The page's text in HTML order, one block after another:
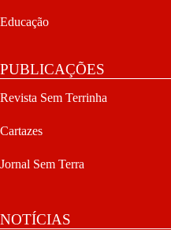
Educação
PUBLICAÇÕES
Revista Sem Terrinha
Cartazes
Jornal Sem Terra
NOTÍCIAS